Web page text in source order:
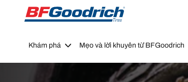
Go to page content
Go to page navigation
Khám phá Mẹo và lời khuyên từ BFGoodrich